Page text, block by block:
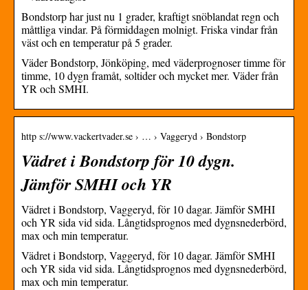
Bondstorp har just nu 1 grader, kraftigt snöblandat regn och
måttliga vindar. På förmiddagen molnigt. Friska vindar från
väst och en temperatur på 5 grader.
Väder Bondstorp, Jönköping, med väderprognoser timme för
timme, 10 dygn framåt, soltider och mycket mer. Väder från
YR och SMHI.
http s://www.vackertvader.se › … › Vaggeryd › Bondstorp
Vädret i Bondstorp för 10 dygn.
Jämför SMHI och YR
Vädret i Bondstorp, Vaggeryd, för 10 dagar. Jämför SMHI
och YR sida vid sida. Långtidsprognos med dygnsnederbörd,
max och min temperatur.
Vädret i Bondstorp, Vaggeryd, för 10 dagar. Jämför SMHI
och YR sida vid sida. Långtidsprognos med dygnsnederbörd,
max och min temperatur.